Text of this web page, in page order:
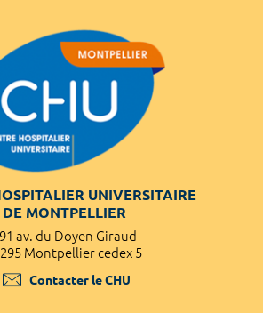
UNIVERSITAIRE
DE MONTPELLIER
av. du Doyen Giraud
Montpellier cedex 5
Contacter le CHU